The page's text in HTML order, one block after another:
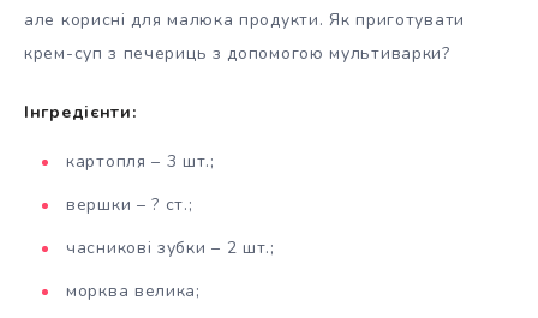
але корисні для малюка продукти. Як приготувати
крем-суп з печериць з допомогою мультиварки?
Інгредієнти:
картопля – 3 шт.;
вершки – ? ст.;
часникові зубки – 2 шт.;
морква велика;